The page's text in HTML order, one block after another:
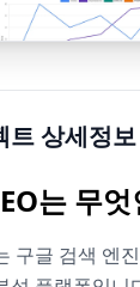
트 상세정보
는 무엇
구글 검색 엔